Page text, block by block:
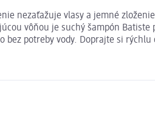
nezaťažuje vlasy a jemné
vôňou je suchý šampón
potreby vody. Doprajte si